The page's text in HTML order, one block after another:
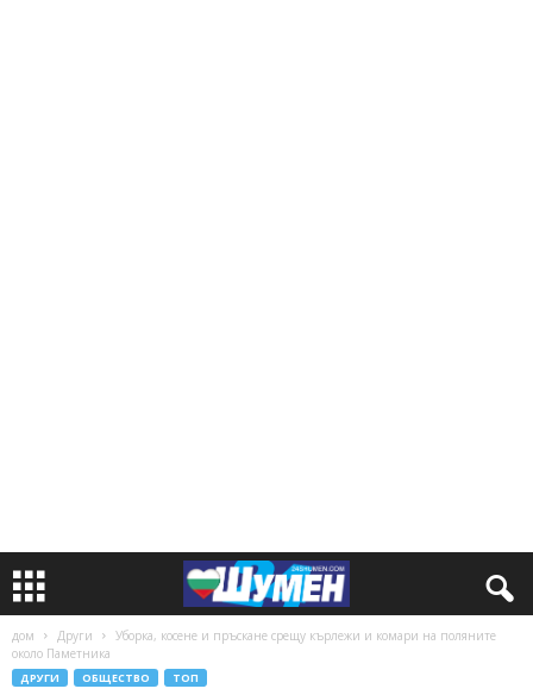
дом Други
Уборка, косене и пръскане срещу кърлежи и комари на поляните
около Паметника
ДРУГИ ОБЩЕСТВО ТОП